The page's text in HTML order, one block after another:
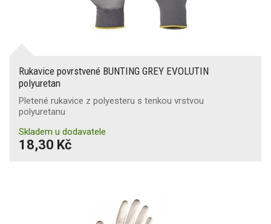
Rukavice povrstvené BUNTING GREY EVOLUTIN
polyuretan
Pletené rukavice z polyesteru s tenkou vrstvou
polyuretanu
Skladem u dodavatele
18,30 Kč